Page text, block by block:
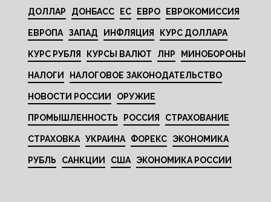
ДОЛЛАР ДОНБАСС ЕС ЕВРО ЕВРОКОМИССИЯ
ЕВРОПА ЗАПАД ИНФЛЯЦИЯ КУРС ДОЛЛАРА
КУРС РУБЛЯ КУРСЫ ВАЛЮТ ЛНР МИНОБОРОНЫ
НАЛОГИ НАЛОГОВОЕ ЗАКОНОДАТЕЛЬСТВО
НОВОСТИ РОССИИ ОРУЖИЕ
ПРОМЫШЛЕННОСТЬ РОССИЯ СТРАХОВАНИЕ
СТРАХОВКА УКРАИНА ФОРЕКС ЭКОНОМИКА
РУБЛЬ САНКЦИИ США ЭКОНОМИКА РОССИИ